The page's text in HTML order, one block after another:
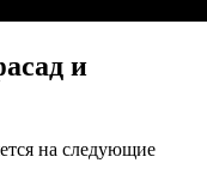
и
на следующие